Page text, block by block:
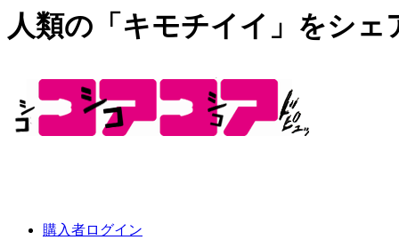
人類の「キモチイイ」をシェ
購入者ログイン